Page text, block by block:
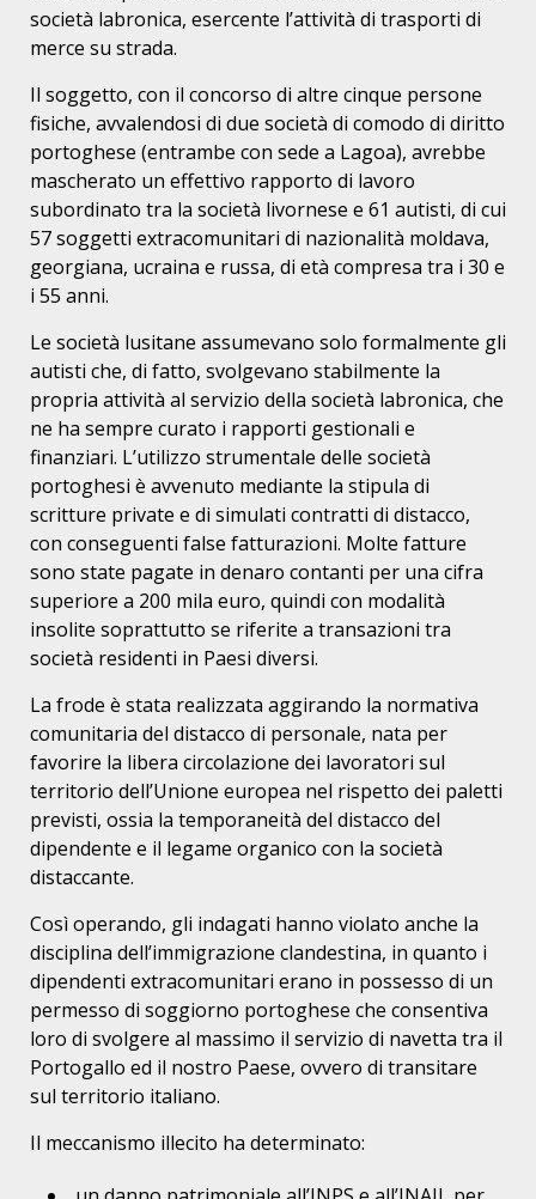
società labronica, esercente l’attività di trasporti di
merce su strada.
Il soggetto, con il concorso di altre cinque persone
fisiche, avvalendosi di due società di comodo di diritto
portoghese (entrambe con sede a Lagoa), avrebbe
mascherato un effettivo rapporto di lavoro
subordinato tra la società livornese e 61 autisti, di cui
57 soggetti extracomunitari di nazionalità moldava,
georgiana, ucraina e russa, di età compresa tra i 30 e
i 55 anni.
Le società lusitane assumevano solo formalmente gli
autisti che, di fatto, svolgevano stabilmente la
propria attività al servizio della società labronica, che
ne ha sempre curato i rapporti gestionali e
finanziari. L’utilizzo strumentale delle società
portoghesi è avvenuto mediante la stipula di
scritture private e di simulati contratti di distacco,
con conseguenti false fatturazioni. Molte fatture
sono state pagate in denaro contanti per una cifra
superiore a 200 mila euro, quindi con modalità
insolite soprattutto se riferite a transazioni tra
società residenti in Paesi diversi.
La frode è stata realizzata aggirando la normativa
comunitaria del distacco di personale, nata per
favorire la libera circolazione dei lavoratori sul
territorio dell’Unione europea nel rispetto dei paletti
previsti, ossia la temporaneità del distacco del
dipendente e il legame organico con la società
distaccante.
Così operando, gli indagati hanno violato anche la
disciplina dell’immigrazione clandestina, in quanto i
dipendenti extracomunitari erano in possesso di un
permesso di soggiorno portoghese che consentiva
loro di svolgere al massimo il servizio di navetta tra il
Portogallo ed il nostro Paese, ovvero di transitare
sul territorio italiano.
Il meccanismo illecito ha determinato: